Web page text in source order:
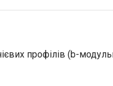
профілів (b-